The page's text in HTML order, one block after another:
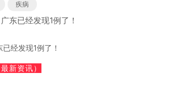
疾病
经发现1例了！
新资讯）